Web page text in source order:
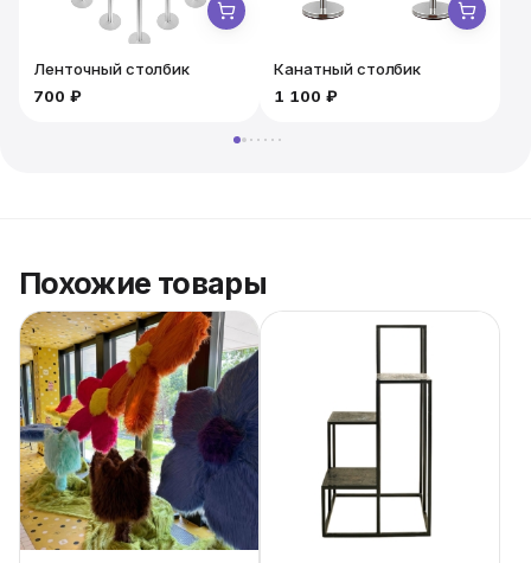
Ленточный столбик
700 ₽
Канатный столбик
1 100 ₽
Похожие товары